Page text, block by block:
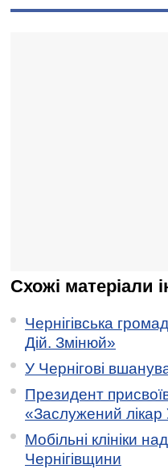
Схожі матеріали
Чернігівська
Дій. Змінюй»
У Чернігові
Президент
«Заслужений лікар
Мобільні клініки
Чернігівщини